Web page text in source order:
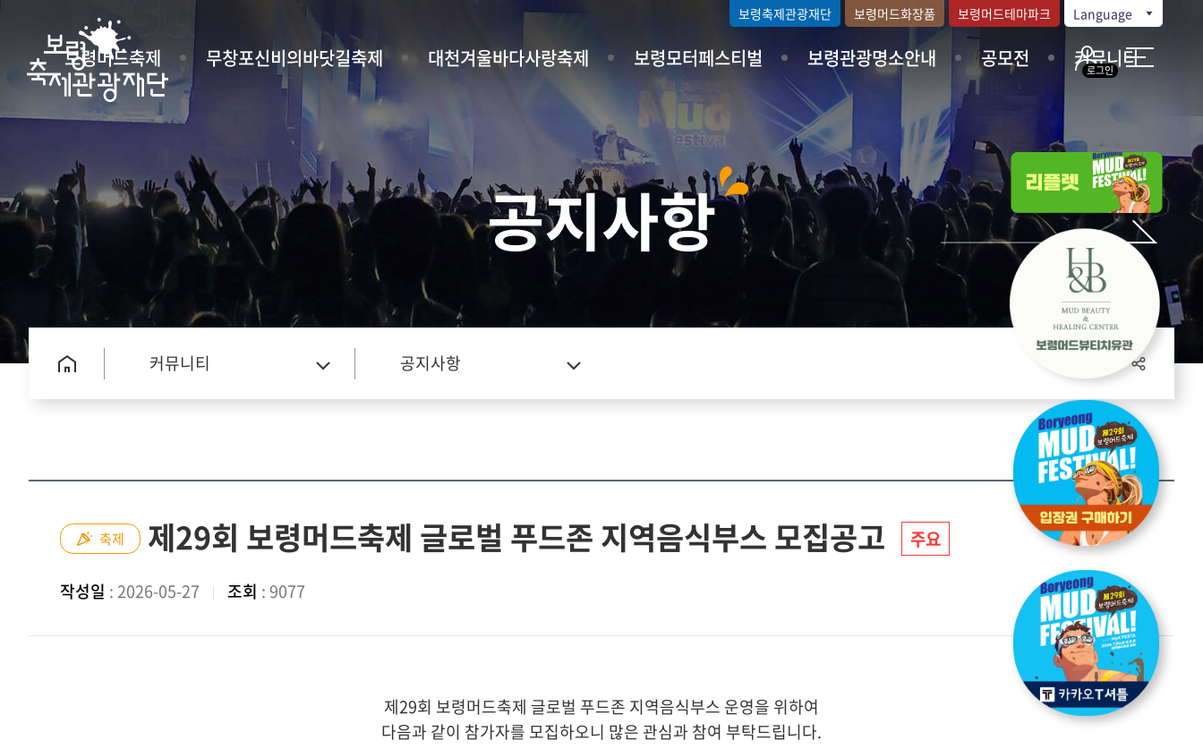
보령머드축제 무창포신비의바닷길축제 대천겨울바다사랑축제 보령모터페스티벌 보령관광명소안내 공모전 커뮤니티
보령축제관광재단 보령머드화장품 보령머드테마파크 Language
로그인
공지사항
커뮤니티 공지사항
축제 제29회 보령머드축제 글로벌 푸드존 지역음식부스 모집공고 주요
작성일 : 2026-05-27 조회 : 9077
제29회 보령머드축제 글로벌 푸드존 지역음식부스 운영을 위하여
다음과 같이 참가자를 모집하오니 많은 관심과 참여 부탁드립니다.